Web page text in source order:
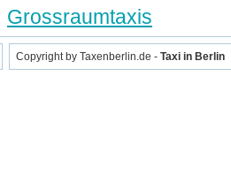
Grossraumtaxis
Copyright by Taxenberlin.de - Taxi in Berlin